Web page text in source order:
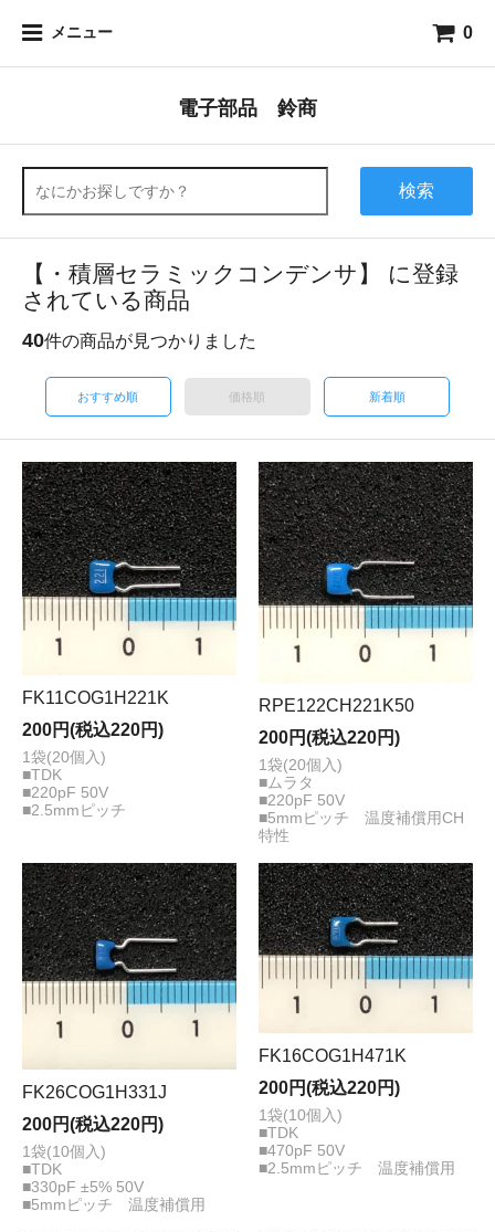
メニュー 0
電子部品 鈴商
検索
【・積層セラミックコンデンサ】 に登録
されている商品
40件の商品が見つかりました
おすすめ順 価格順 新着順
FK11COG1H221K
200円(税込220円)
1袋(20個入)
■TDK
■220pF 50V
■2.5mmピッチ
RPE122CH221K50
200円(税込220円)
1袋(20個入)
■ムラタ
■220pF 50V
■5mmピッチ 温度補償用CH
特性
FK26COG1H331J
200円(税込220円)
1袋(10個入)
■TDK
■330pF ±5% 50V
■5mmピッチ 温度補償用
FK16COG1H471K
200円(税込220円)
1袋(10個入)
■TDK
■470pF 50V
■2.5mmピッチ 温度補償用